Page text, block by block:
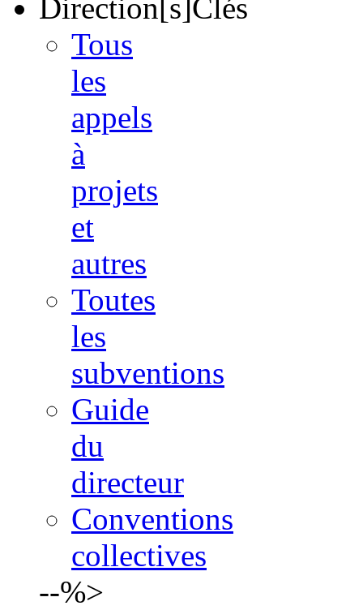
Direction[s]Clés
Tous
les
appels
à
projets
et
autres
Toutes
les
subventions
Guide
du
directeur
Conventions
collectives
--%>